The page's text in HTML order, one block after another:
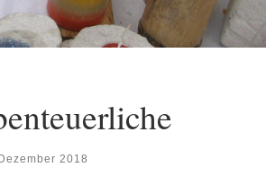
2018